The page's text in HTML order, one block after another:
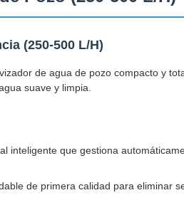
(250-500 L/H)
de agua de pozo compacto y
suave y limpia.
inteligente que gestiona
de primera calidad para eliminar